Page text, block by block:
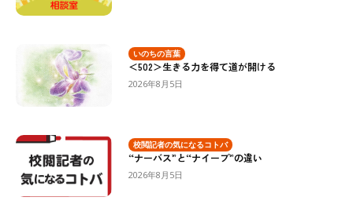
いのちの言葉
＜502＞生きる力を得て道が開ける
2026年8月5日
校閲記者の気になるコトバ
“ナーバス”と“ナイーブ”の違い
2026年8月5日